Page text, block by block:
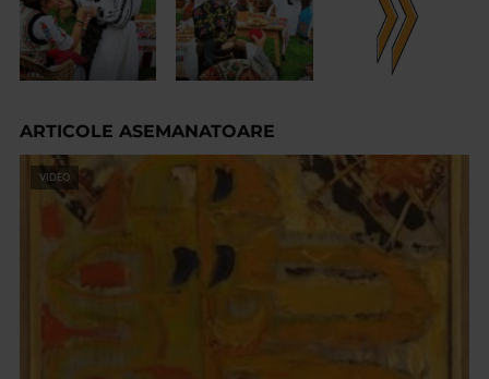
ARTICOLE ASEMANATOARE
VIDEO